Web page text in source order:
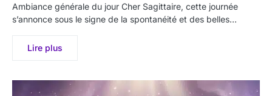
Ambiance générale du jour Cher Sagittaire, cette journée
s’annonce sous le signe de la spontanéité et des belles…
Lire plus